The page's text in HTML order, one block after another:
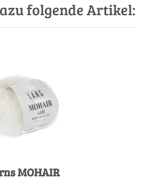
folgende Artikel:
MOHAIR